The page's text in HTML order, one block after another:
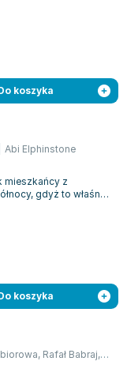
koszyka
Abi Elphinstone
mieszkańcy z
gdyż to właśnie
popiołów...
koszyka
, Rafał Babraj,